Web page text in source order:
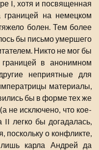
I, хотя и посвященная
на немецком
болен. Тем более
бы письмо умершего
Никто не мог бы
границей в анонимном
неприятные для
материалы,
бы в форме тех же
не исключено, что кое-
легко бы догадалась,
поскольку о конфликте,
карла Андрей да